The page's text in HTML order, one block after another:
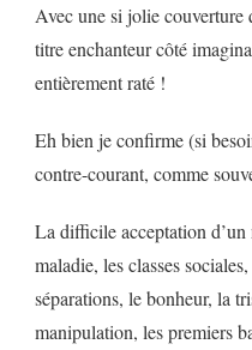
Avec une si jolie couverture
titre enchanteur côté
entièrement raté !
Eh bien je confirme (si
contre-courant, comme
La difficile acceptation
maladie, les classes
séparations, le bonheur, la
manipulation, les premiers